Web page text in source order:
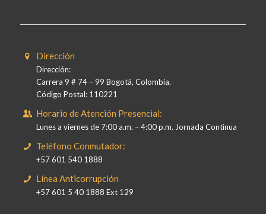
Dirección
Dirección:
Carrera 9 # 74 – 99 Bogotá, Colombia.
Código Postal: 110221
Horario de Atención Presencial:
Lunes a viernes de 7:00 a.m. – 4:00 p.m. Jornada Continua
Teléfono Conmutador:
+57 601 540 1888
Línea Anticorrupción
+57 601 5 40 1888 Ext 129